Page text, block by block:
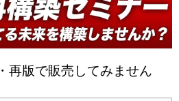
再版で販売してみません